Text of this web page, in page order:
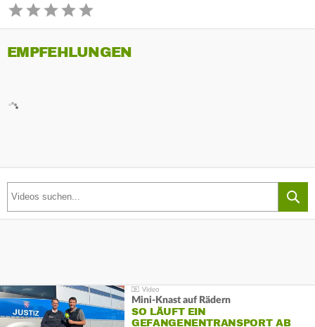
EMPFEHLUNGEN
Mini-Knast auf Rädern
SO LÄUFT EIN
GEFANGENENTRANSPORT AB